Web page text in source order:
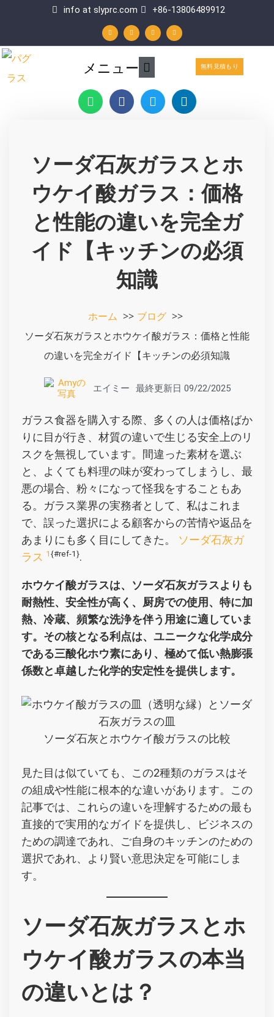
を
info at slyprc.com +86-13806489912
h
a
t
s
ェ
イ
ス
ブ
o
u
t
u
e
ン
ク
ト
イ
メ
イ
ン
ュ
ー
メニュー 無料見積もり
W
h
a
a
p
p
フ
ェ
イ
ッ
ク
ツ
イ
ッ
リ
ン
ク
ン
ソーダ石灰ガラスとホ
ウケイ酸ガラス：価格
と性能の違いを完全ガ
イド【キッチンの必須
知識
ホーム
ブログ
ソーダ石灰ガラスとホウケイ酸ガラス：価格と性能
の違いを完全ガイド【キッチンの必須知識
エイミー 最終更新日 09/22/2025
ガラス食器を購入する際、多くの人は価格ばか
りに目が行き、材質の違いで生じる安全上のリ
スクを無視しています。間違った素材を選ぶ
と、よくても料理の味が変わってしまうし、最
悪の場合、粉々になって怪我をすることもあ
る。ガラス業界の実務者として、私はこれま
で、誤った選択による顧客からの苦情や返品を
あまりにも多く目にしてきた。 ソーダ石灰ガ
ラス 1{#ref-1}.
ホウケイ酸ガラスは、ソーダ石灰ガラスよりも
耐熱性、安全性が高く、厨房での使用、特に加
熱、冷蔵、頻繁な洗浄を伴う用途に適していま
す。その核となる利点は、ユニークな化学成分
である三酸化ホウ素にあり、極めて低い熱膨張
係数と卓越した化学的安定性を提供します。
ソーダ石灰とホウケイ酸ガラスの比較
見た目は似ていても、この2種類のガラスはそ
の組成や性能に根本的な違いがあります。この
記事では、これらの違いを理解するための最も
直接的で実用的なガイドを提供し、ビジネスの
ための調達であれ、ご自身のキッチンのための
選択であれ、より賢い意思決定を可能にしま
す。
ソーダ石灰ガラスとホ
ウケイ酸ガラスの本当
の違いとは？